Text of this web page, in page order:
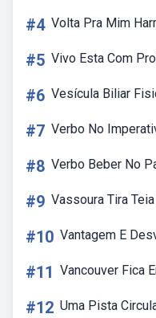
#4 Volta Pra Mim
#5 Vivo Esta Com
#6 Vesícula Biliar
#7 Verbo No
#8 Verbo Beber No
#9 Vassoura Tira
#10 Vantagem E
#11 Vancouver Fica
#12 Uma Pista